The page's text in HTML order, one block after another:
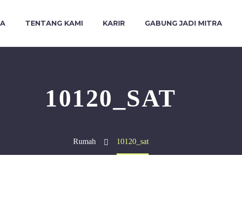
TENTANG KAMI KARIR GABUNG JADI MITRA
10120_SAT
Rumah 10120_sat